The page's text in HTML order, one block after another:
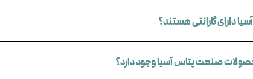
دارای گارانتی هستند؟
محصولات صنعت پتاس آسیا وجود دارد؟